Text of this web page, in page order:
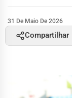
31 De Maio De 2026
Compartilhar